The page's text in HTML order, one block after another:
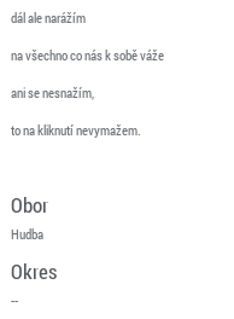
dál ale narážím
na všechno co nás k sobě váže
ani se nesnažím,
to na kliknutí nevymažem.
Obor
Hudba
Okres
--